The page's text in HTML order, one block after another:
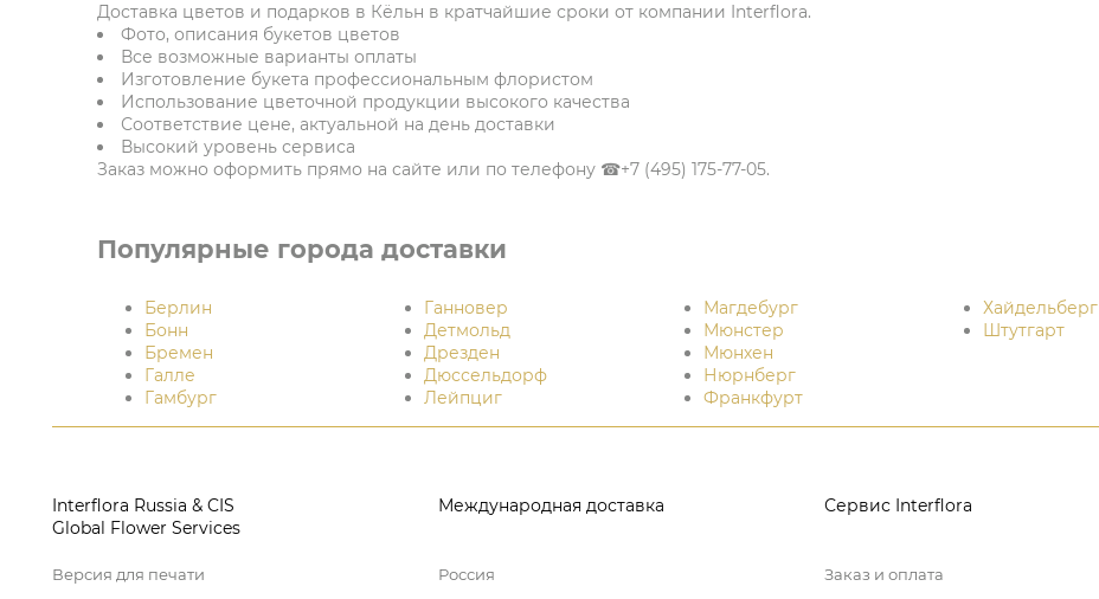
Доставка цветов и подарков в Кёльн в кратчайшие сроки от компании Interflora.
Фото, описания букетов цветов
Все возможные варианты оплаты
Изготовление букета профессиональным флористом
Использование цветочной продукции высокого качества
Соответствие цене, актуальной на день доставки
Высокий уровень сервиса
Заказ можно оформить прямо на сайте или по телефону ☎+7 (495) 175-77-05.
Популярные города доставки
Берлин
Бонн
Бремен
Галле
Гамбург
Ганновер
Детмольд
Дрезден
Дюссельдорф
Лейпциг
Магдебург
Мюнстер
Мюнхен
Нюрнберг
Франкфурт
Хайдельберг
Штутгарт
Interflora Russia & CIS
Global Flower Services
Версия для печати
Международная доставка
Россия
Сервис Interflora
Заказ и оплата